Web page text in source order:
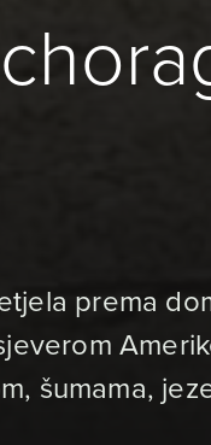
prema
šumama,